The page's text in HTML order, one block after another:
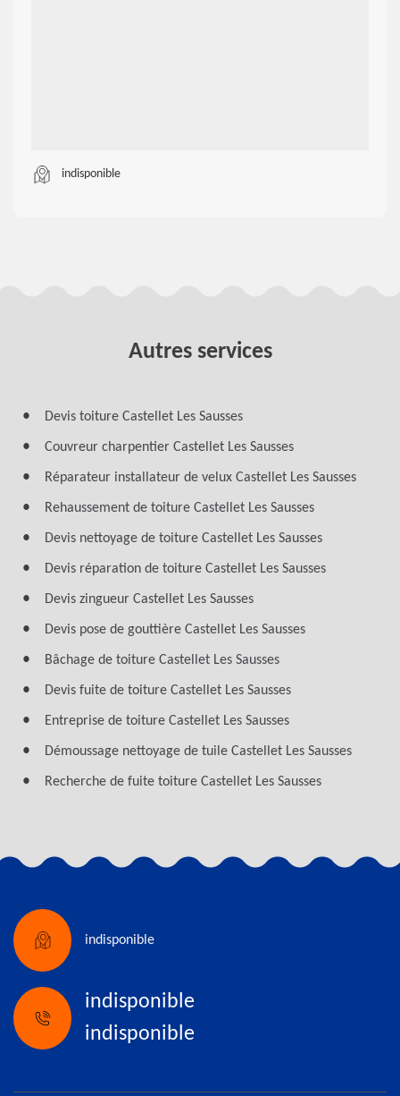
indisponible
Autres services
Devis toiture Castellet Les Sausses
Couvreur charpentier Castellet Les Sausses
Réparateur installateur de velux Castellet Les Sausses
Rehaussement de toiture Castellet Les Sausses
Devis nettoyage de toiture Castellet Les Sausses
Devis réparation de toiture Castellet Les Sausses
Devis zingueur Castellet Les Sausses
Devis pose de gouttière Castellet Les Sausses
Bâchage de toiture Castellet Les Sausses
Devis fuite de toiture Castellet Les Sausses
Entreprise de toiture Castellet Les Sausses
Démoussage nettoyage de tuile Castellet Les Sausses
Recherche de fuite toiture Castellet Les Sausses
indisponible
indisponible
indisponible